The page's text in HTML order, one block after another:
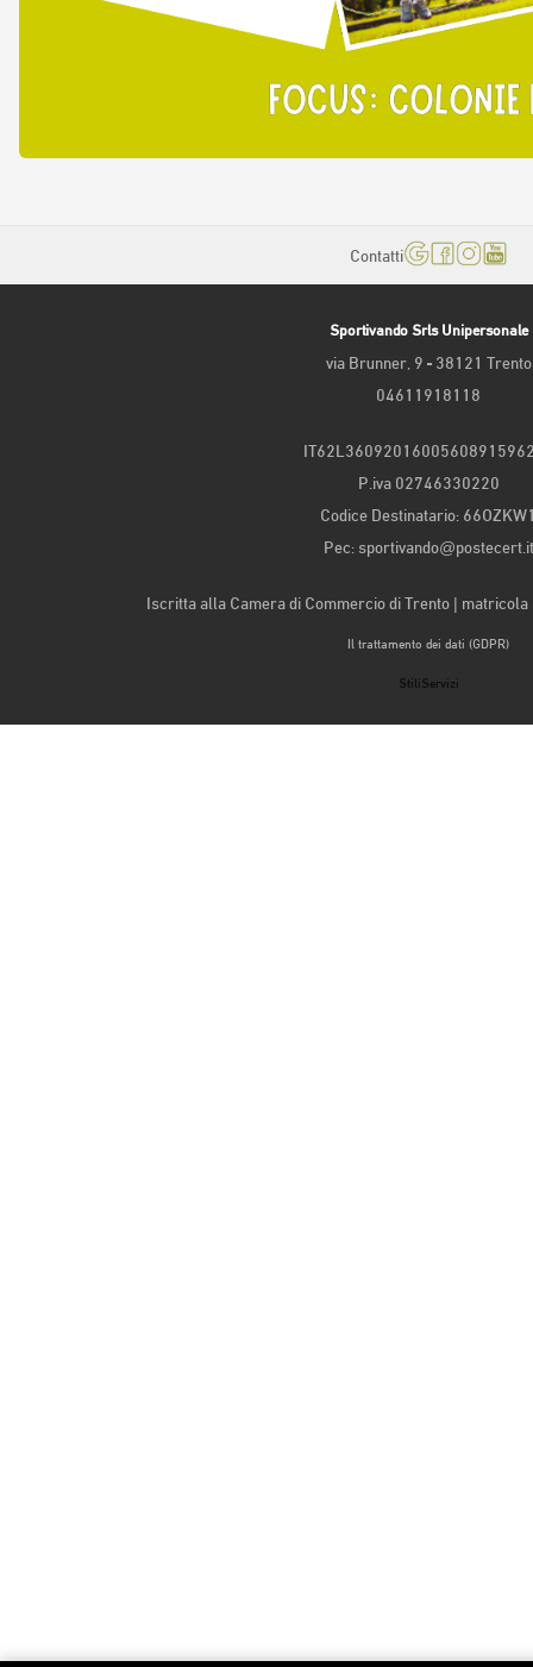
Contatti
Sportivando Srls Unipersonale
via Brunner, 9 - 38121 Trento
04611918118
P.iva 02746330220
Codice Destinatario:
Pec: sportivando@postecert.it
Iscritta alla Camera di Commercio di Trento |
Il trattamento dei dati (GDPR)
StiliServizi